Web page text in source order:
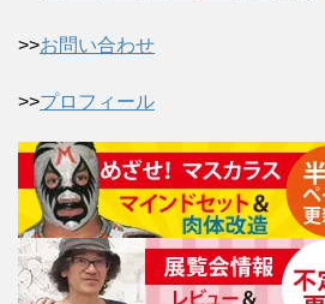
>>お問い合わせ
>>プロフィール